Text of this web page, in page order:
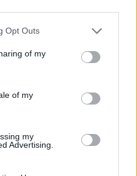
uses one or more Google
behaviour. You may click to
and its third-party tags to
purposes in below Google
Opt Outs
of my
of my
my
Advertising.
restaurálás
köve mesél –
a területen található
Műromok, valamint a közeli
János híd és szobor is.
már zajlik a teljesen új
csomópont építése